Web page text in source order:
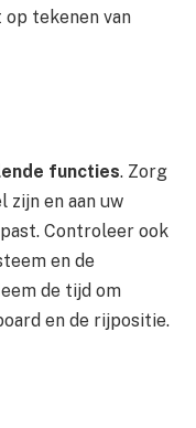
tekenen van
functies. Zorg
en aan uw
Controleer ook
en de
de tijd om
en de rijpositie.